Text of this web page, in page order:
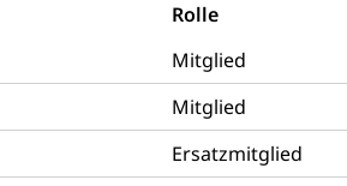
Rolle
Mitglied
Mitglied
Ersatzmitglied
Militärdienstverweigerer,
(WAS Luzern)
technische Betriebe,